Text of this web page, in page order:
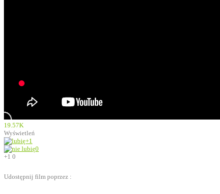
19.57K
Wyświetleń
+1
0
+1 0
Udostępnij film poprzez :